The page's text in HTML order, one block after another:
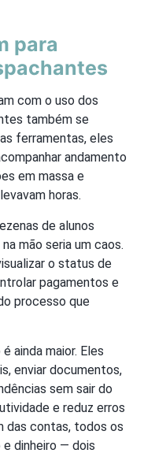
para
com o uso dos
também se
ferramentas, eles
andamento
em massa e
horas.
de alunos
mão seria um caos.
o status de
pagamentos e
processo que
ainda maior. Eles
enviar documentos,
sem sair do
e reduz erros
das contas, todos os
dinheiro — dois